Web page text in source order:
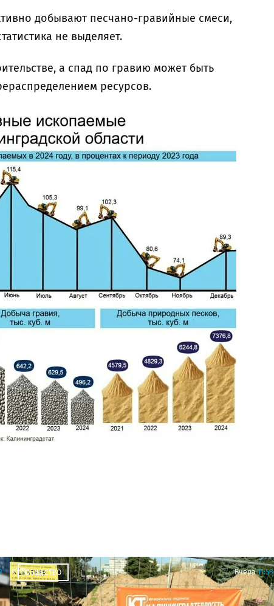
добывают песчано-гравийные смеси,
не выделяет.
а спад по гравию может быть
ресурсов.
ОБЩЕСТВО Вчера 11:58